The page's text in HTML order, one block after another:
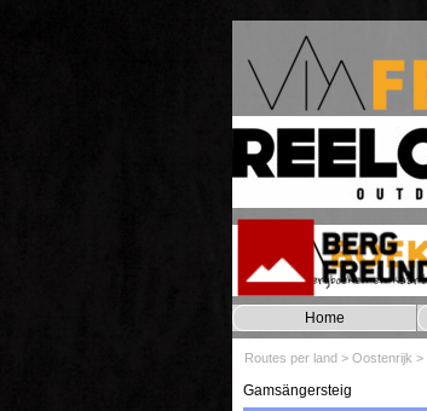
Home
Routes per land >Oostenrijk >
Gamsängersteig